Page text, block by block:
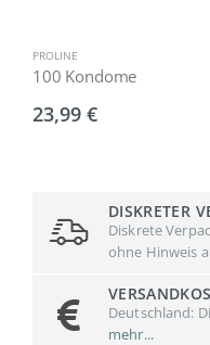
PROLINE
100 Kondome
23,99 €
DISKRETER
Diskrete
ohne Hinweis
Deutschland:
mehr...